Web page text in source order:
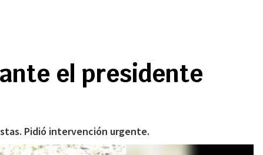
el presidente
Pidió intervención urgente.